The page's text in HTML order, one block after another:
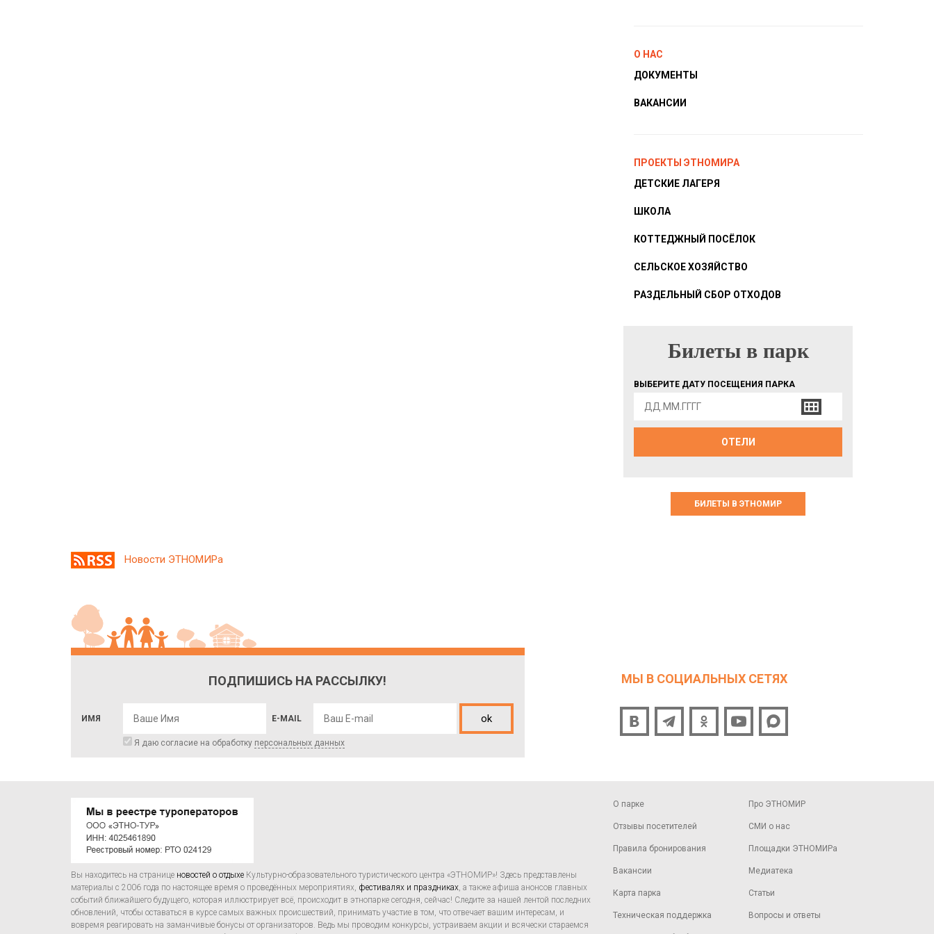
О НАС
ДОКУМЕНТЫ
ВАКАНСИИ
ПРОЕКТЫ ЭТНОМИРА
ДЕТСКИЕ ЛАГЕРЯ
ШКОЛА
КОТТЕДЖНЫЙ ПОСЁЛОК
СЕЛЬСКОЕ ХОЗЯЙСТВО
РАЗДЕЛЬНЫЙ СБОР ОТХОДОВ
БИЛЕТЫ В ПАРК
Билеты в парк
ВЫБЕРИТЕ ДАТУ ПОСЕЩЕНИЯ ПАРКА
ОТЕЛИ
БИЛЕТЫ В ЭТНОМИР
Новости ЭТНОМИРа
ПОДПИШИСЬ НА РАССЫЛКУ!
ИМЯ E-MAIL ok
Я даю согласие на обработку персональных данных
МЫ В СОЦИАЛЬНЫХ СЕТЯХ
О парке
Отзывы посетителей
Правила бронирования
Вакансии
Карта парка
Техническая поддержка
Про ЭТНОМИР
СМИ о нас
Площадки ЭТНОМИРа
Медиатека
Статьи
Вопросы и ответы
Вы находитесь на странице новостей о отдыхе Культурно-образовательного туристического центра «ЭТНОМИР»! Здесь представлены
материалы с 2006 года по настоящее время о проведённых мероприятиях, фестивалях и праздниках, а также афиша анонсов главных
событий ближайшего будущего, которая иллюстрирует всё, происходит в этнопарке сегодня, сейчас! Следите за нашей лентой последних
обновлений, чтобы оставаться в курсе самых важных происшествий, принимать участие в том, что отвечает вашим интересам, и
вовремя реагировать на заманчивые бонусы от организаторов. Ведь мы проводим конкурсы, устраиваем акции и всячески стараемся